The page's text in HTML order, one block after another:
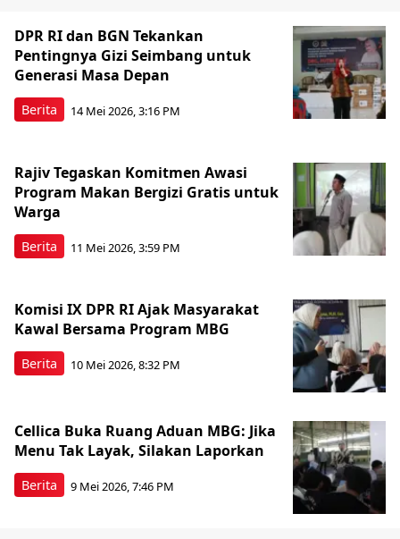
Berita
DPR RI dan BGN Tekankan
Pentingnya Gizi Seimbang untuk
Generasi Masa Depan
14 Mei 2026, 3:16 PM
Berita
Rajiv Tegaskan Komitmen Awasi
Program Makan Bergizi Gratis untuk
Warga
11 Mei 2026, 3:59 PM
Berita
Komisi IX DPR RI Ajak Masyarakat
Kawal Bersama Program MBG
10 Mei 2026, 8:32 PM
Berita
Cellica Buka Ruang Aduan MBG: Jika
Menu Tak Layak, Silakan Laporkan
9 Mei 2026, 7:46 PM